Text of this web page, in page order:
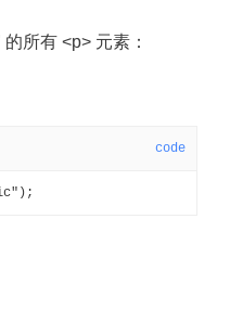
所有 <p> 元素：
code